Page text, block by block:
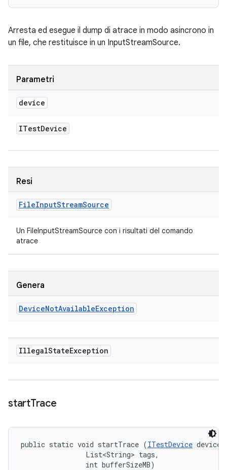
Arresta ed esegue il dump di atrace in modo asincrono in
un file, che restituisce in un InputStreamSource.
Parametri
device
ITestDevice
Resi
FileInputStreamSource
Un FileInputStreamSource con i risultati del comando
atrace
Genera
DeviceNotAvailableException
IllegalStateException
startTrace
public static void startTrace (ITestDevice
                List<String> tags,
                int bufferSizeMB)